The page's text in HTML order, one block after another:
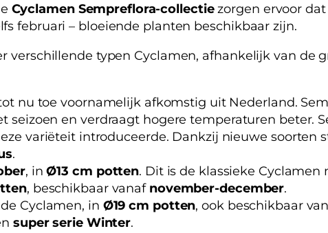
Cyclamen Sempreflora-collectiezorgen ervoor
februari – bloeiende planten beschikbaar zijn.
verschillende typen Cyclamen, afhankelijk van de
nu toe voornamelijk afkomstig uit Nederland.
seizoen en verdraagt hogere temperaturen beter.
variëteit introduceerde. Dankzij nieuwe soorten
.
, inØ13 cm potten. Dit is de klassieke
, beschikbaar vanaf november-december.
Cyclamen, in Ø19 cm potten, ook beschikbaar
super serie Winter.